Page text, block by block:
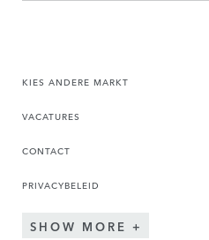
KIES ANDERE MARKT
VACATURES
CONTACT
PRIVACYBELEID
SHOW MORE